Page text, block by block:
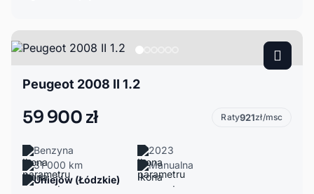
Peugeot 2008 II 1.2
59 900 zł Raty921zł/msc
Benzyna
2023
31 000 km
Manualna
Uniejów (Łódzkie)